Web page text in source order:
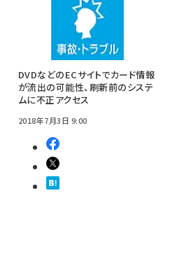
DVDなどのECサイトでカード情報
が流出の可能性、刷新前のシステ
ムに不正アクセス
2018年7月3日 9:00